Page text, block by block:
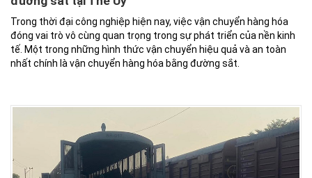
Trong thời đại công nghiệp hiện nay, việc vận chuyển hàng hóa
đóng vai trò vô cùng quan trọng trong sự phát triển của nền kinh
tế. Một trong những hình thức vận chuyển hiệu quả và an toàn
nhất chính là vận chuyển hàng hóa bằng đường sắt.